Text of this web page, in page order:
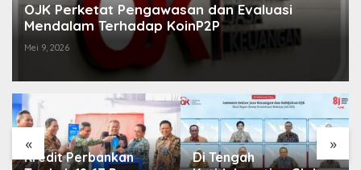
OJK Perketat Pengawasan dan Evaluasi
Mendalam Terhadap KoinP2P
Mei 9, 2026
« »
Di Tengah
IHSG Menguat, Jumlah